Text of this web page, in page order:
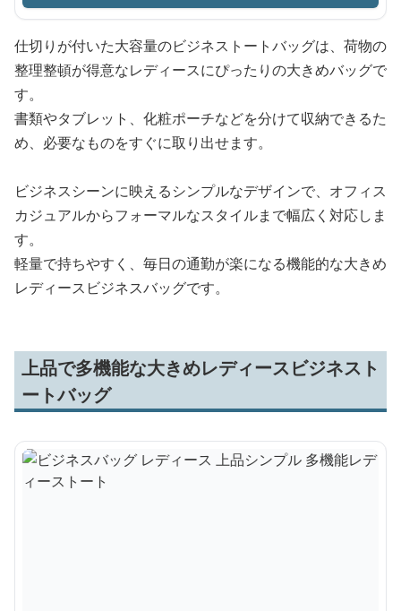
仕切りが付いた大容量のビジネストートバッグは、荷物の
整理整頓が得意なレディースにぴったりの大きめバッグで
す。
書類やタブレット、化粧ポーチなどを分けて収納できるた
め、必要なものをすぐに取り出せます。
ビジネスシーンに映えるシンプルなデザインで、オフィス
カジュアルからフォーマルなスタイルまで幅広く対応しま
す。
軽量で持ちやすく、毎日の通勤が楽になる機能的な大きめ
レディースビジネスバッグです。
上品で多機能な大きめレディースビジネスト
ートバッグ